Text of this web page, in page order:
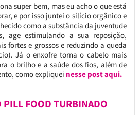
super bem, mas eu acho o que está
e por isso juntei o silício orgânico e
como a substância da juventude
age estimulando a sua reposição,
fortes e grossos e reduzindo a queda
Já o enxofre torna o cabelo mais
o brilho e a saúde dos fios, além de
como expliquei nesse post aqui.
PILL FOOD TURBINADO